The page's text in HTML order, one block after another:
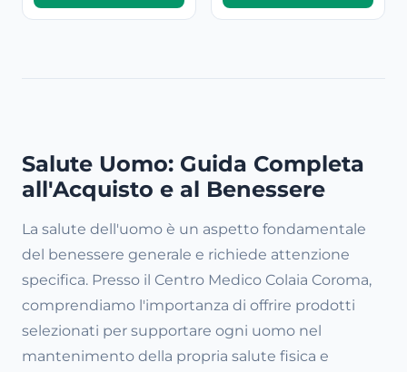
Salute Uomo: Guida Completa
all'Acquisto e al Benessere
La salute dell'uomo è un aspetto fondamentale
del benessere generale e richiede attenzione
specifica. Presso il Centro Medico Colaia Coroma,
comprendiamo l'importanza di offrire prodotti
selezionati per supportare ogni uomo nel
mantenimento della propria salute fisica e